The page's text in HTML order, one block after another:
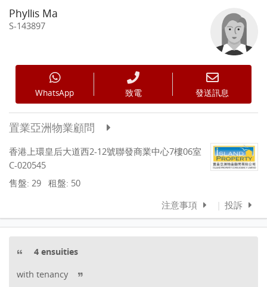
Phyllis Ma
S-143897
WhatsApp 致電 發送訊息
置業亞洲物業顧問
香港上環皇后大道西2-12號聯發商業中心7樓06室
C-020545
售盤: 29
租盤: 50
注意事項
投訴
4 ensuities
with tenancy